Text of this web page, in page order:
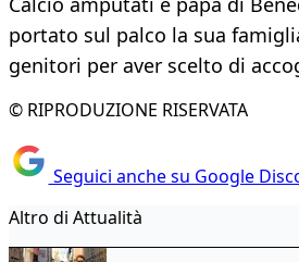
portato sul palco la sua
genitori per aver scelto di
© RIPRODUZIONE RISERVATA
Seguici anche su Google
Altro di Attualità